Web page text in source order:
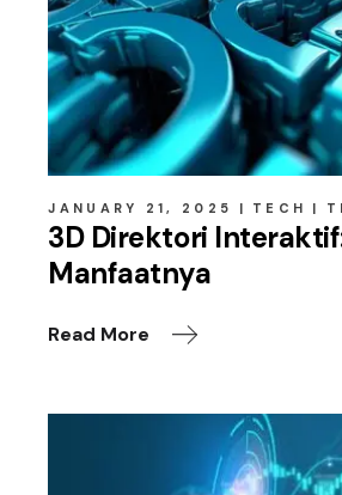
JANUARY 21, 2025 TECH
3D Direktori
Manfaatnya
Read More